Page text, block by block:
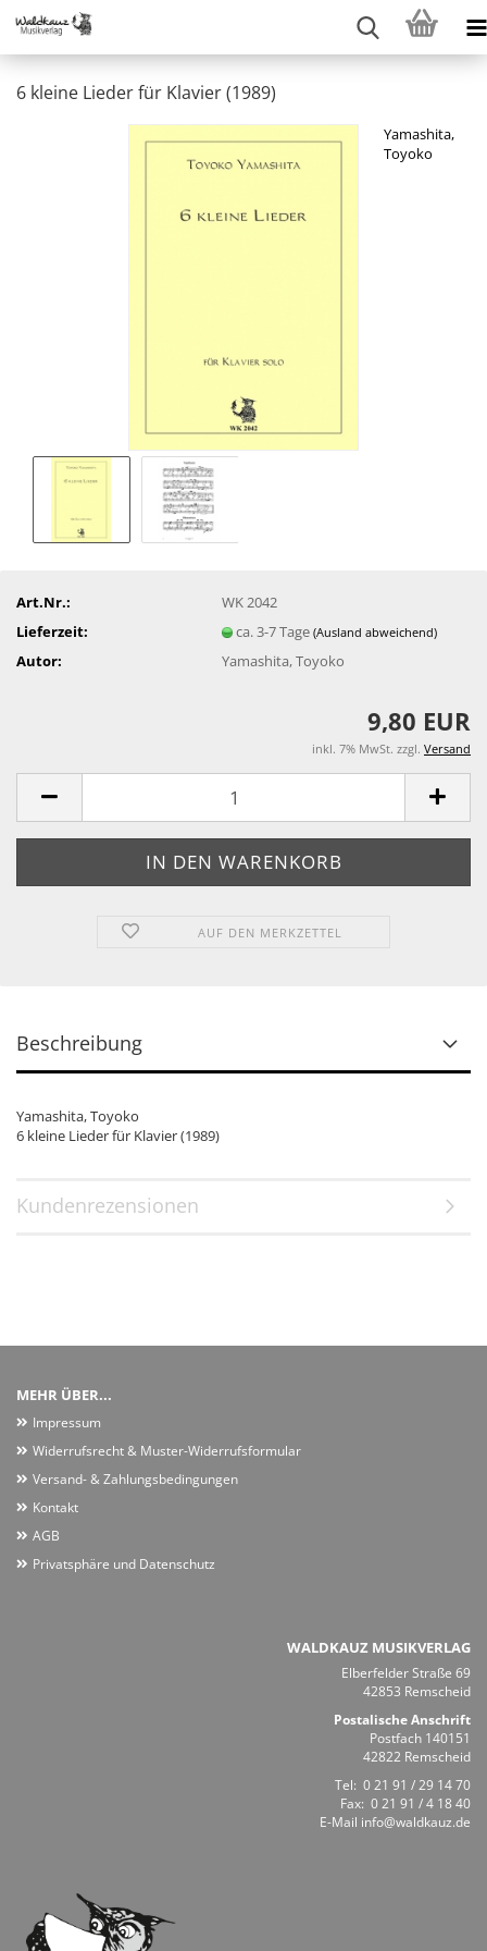
6 kleine Lieder für Klavier (1989)
Yamashita,
Toyoko
Art.Nr.:
WK 2042
Lieferzeit:
ca. 3-7 Tage(Ausland abweichend)
Autor: Yamashita, Toyoko
9,80 EUR
inkl. 7% MwSt. zzgl. Versand
AUF DEN MERKZETTEL
Beschreibung
Yamashita, Toyoko
6 kleine Lieder für Klavier (1989)
Kundenrezensionen
MEHR ÜBER...
Impressum
Widerrufsrecht & Muster-Widerrufsformular
Versand- & Zahlungsbedingungen
Kontakt
AGB
Privatsphäre und Datenschutz
WALDKAUZ MUSIKVERLAG
Elberfelder Straße 69
42853 Remscheid
Postalische Anschrift
Postfach 140151
42822 Remscheid
Tel: 0 21 91 / 29 14 70
Fax: 0 21 91 / 4 18 40
E-Mail info@waldkauz.de